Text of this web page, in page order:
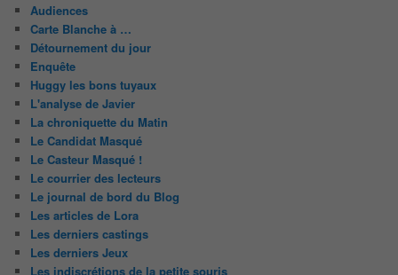
Audiences
Carte Blanche à …
Détournement du jour
Enquête
Huggy les bons tuyaux
L'analyse de Javier
La chroniquette du Matin
Le Candidat Masqué
Le Casteur Masqué !
Le courrier des lecteurs
Le journal de bord du Blog
Les articles de Lora
Les derniers castings
Les derniers Jeux
Les indiscrétions de la petite souris